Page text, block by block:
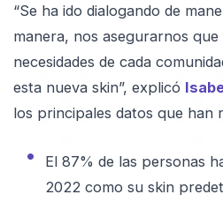
“Se ha ido dialogando de
manera, nos asegurarnos
necesidades de cada
esta nueva skin”, explicó
los principales datos que han
El 87% de las personas
2022 como su skin